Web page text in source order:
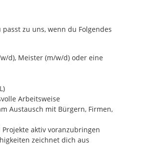
zu uns, wenn du Folgendes
d), Meister (m/w/d) oder eine
Arbeitsweise
Austausch mit Bürgern, Firmen,
aktiv voranzubringen
zeichnet dich aus